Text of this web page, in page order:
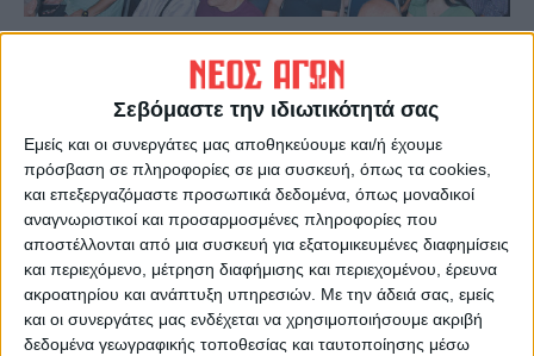
Σεβόμαστε την ιδιωτικότητά σας
Εμείς και οι συνεργάτες μας αποθηκεύουμε και/ή έχουμε
πρόσβαση σε πληροφορίες σε μια συσκευή, όπως τα cookies,
και επεξεργαζόμαστε προσωπικά δεδομένα, όπως μοναδικοί
αναγνωριστικοί και προσαρμοσμένες πληροφορίες που
αποστέλλονται από μια συσκευή για εξατομικευμένες διαφημίσεις
και περιεχόμενο, μέτρηση διαφήμισης και περιεχομένου, έρευνα
ακροατηρίου και ανάπτυξη υπηρεσιών. Με την άδειά σας, εμείς
και οι συνεργάτες μας ενδέχεται να χρησιμοποιήσουμε ακριβή
δεδομένα γεωγραφικής τοποθεσίας και ταυτοποίησης μέσω
Παράλληλα, ολοκληρώσαμε το
Επιχειρηματικό μας σχέδιο 2023-2027, το
οποίο προβλέπει την επέκταση των
λειτουργιών μας με υποκαταστήματα σε όλη
την Θεσσαλία, την ενίσχυση των
συνεργασιών μας με Εθνικούς και Διεθνείς
Αναπτυξιακούς Φορείς καθώς και την
περαιτέρω επέκταση των προϊόντων και
των υπηρεσιών μας.